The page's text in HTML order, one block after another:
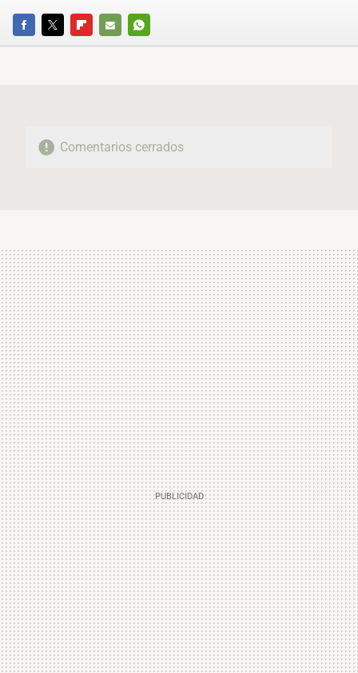
FACEBOOKTWITTERFLIPBOARD
E-
WHATSAPP
Comentarios cerrados